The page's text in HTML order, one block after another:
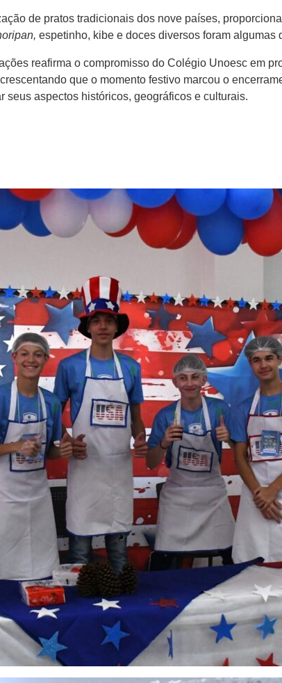
de pratos tradicionais dos nove países,
espetinho, kibe e doces diversos foram
reafirma o compromisso do Colégio Unoesc em
que o momento festivo marcou o
aspectos históricos, geográficos e culturais.